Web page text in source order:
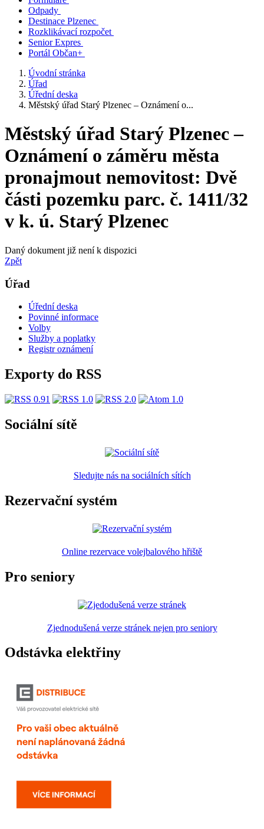
Odpady
Destinace Plzenec
Rozklikávací rozpočet
Senior Expres
Portál Občan+
Úvodní stránka
Úřad
Úřední deska
Městský úřad Starý Plzenec – Oznámení o...
Městský úřad Starý Plzenec –
Oznámení o záměru města
pronajmout nemovitost: Dvě
části pozemku parc. č. 1411/32
v k. ú. Starý Plzenec
Daný dokument již není k dispozici
Zpět
Úřad
Úřední deska
Povinné informace
Volby
Služby a poplatky
Registr oznámení
Exporty do RSS
Sociální sítě
Sledujte nás na sociálních sítích
Rezervační systém
Online rezervace volejbalového hřiště
Pro seniory
Zjednodušená verze stránek nejen pro seniory
Odstávka elektřiny